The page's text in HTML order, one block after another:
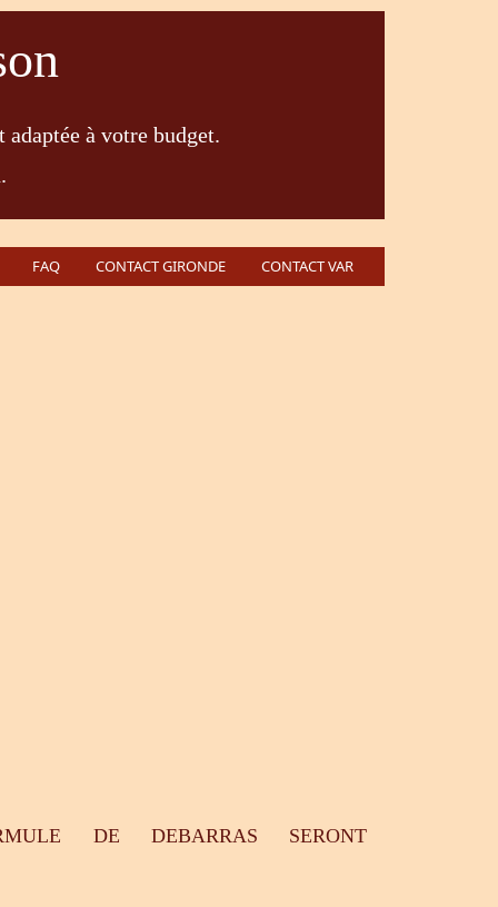
à votre budget.
FAQ CONTACT GIRONDE CONTACT VAR
DE DEBARRAS SERONT